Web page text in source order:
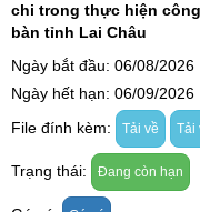
chi trong thực hiện
bàn tỉnh Lai Châu
Ngày bắt đầu: 06/08/2026
Ngày hết hạn: 06/09/2026
File đính kèm:
Tải về Tải
Trạng thái: Đang còn hạn